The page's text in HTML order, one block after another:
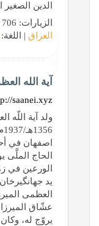
الدين الصغير
الزيارات: 706 | التقييم: 0 | المقيّمين: 0 | الدولة:
العراق | اللغة:
آية الله
saanei.xyz
ولد آية اللّه
اصفهان في
الحاج الملَّى
الورعين في
يد
العظمى
عشّاق الميرزا
يروّج له،